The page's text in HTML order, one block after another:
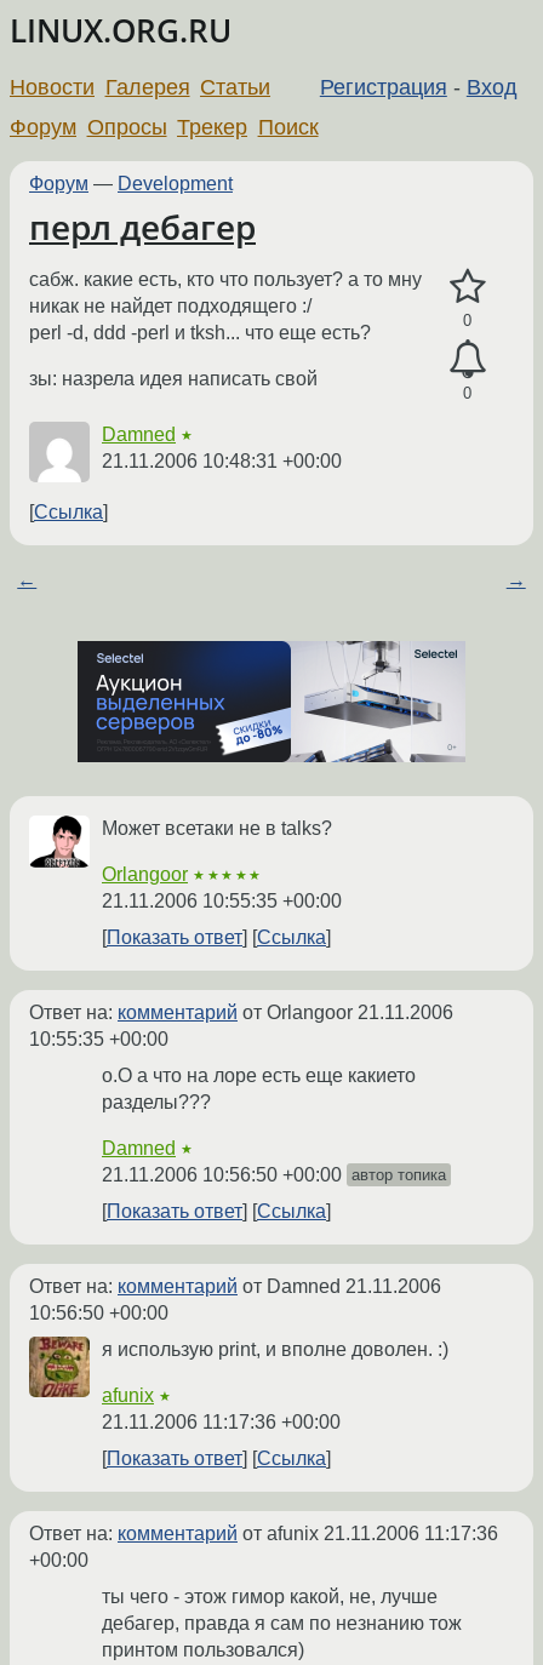
LINUX.ORG.RU
Регистрация - Вход
Новости Галерея Статьи
Форум Опросы Трекер Поиск
Форум — Development
перл дебагер
0
0
сабж. какие есть, кто что пользует? а то мну
никак не найдет подходящего :/
perl -d, ddd -perl и tksh... что еще есть?
зы: назрела идея написать свой
Damned ★
21.11.2006 10:48:31 +00:00
Ссылка
← →
Может всетаки не в talks?
Orlangoor ★★★★★
21.11.2006 10:55:35 +00:00
Показать ответ
Ссылка
Ответ на: комментарий от Orlangoor 21.11.2006
10:55:35 +00:00
о.О а что на лоре есть еще какието
разделы???
Damned ★
21.11.2006 10:56:50 +00:00 автор топика
Показать ответ Ссылка
Ответ на: комментарий от Damned 21.11.2006
10:56:50 +00:00
я использую print, и вполне доволен. :)
afunix ★
21.11.2006 11:17:36 +00:00
Показать ответ
Ссылка
Ответ на: комментарий от afunix 21.11.2006 11:17:36
+00:00
ты чего - этож гимор какой, не, лучше
дебагер, правда я сам по незнанию тож
принтом пользовался)